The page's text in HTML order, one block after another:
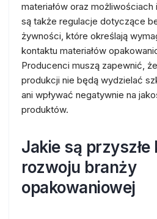
materiałów oraz
są także regulacje dotyczące
żywności, które określają
kontaktu materiałów
Producenci muszą zapewnić,
produkcji nie będą wydzielać
ani wpływać negatywnie na
produktów.
Jakie są przyszłe
rozwoju branży
opakowaniowej